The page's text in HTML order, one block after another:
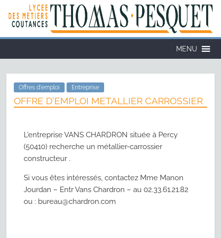
MENU
Offres d'emploi Entreprise
OFFRE D’EMPLOI METALLIER CARROSSIER
L’entreprise VANS CHARDRON située à Percy
(50410) recherche un métallier-carrossier
constructeur .
Si vous êtes intéressés, contactez Mme Manon
Jourdan – Entr Vans Chardron – au 02.33.61.21.82
ou : bureau@chardron.com